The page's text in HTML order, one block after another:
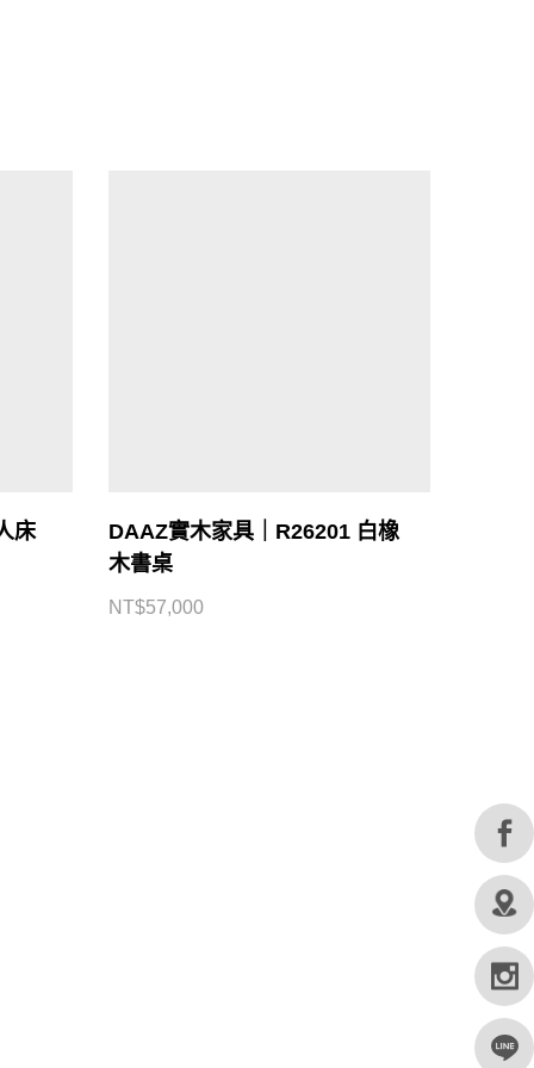
床
DAAZ實木家具｜R26201 白橡
木書桌
NT$57,000